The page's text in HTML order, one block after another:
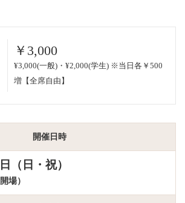
￥3,000
¥3,000(一般)・¥2,000(学生) ※当日各￥500
増【全席自由】
開催日時
（日・祝）
場）